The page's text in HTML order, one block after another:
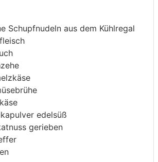
Schupfnudeln aus dem Kühlregal
edelsüß
gerieben